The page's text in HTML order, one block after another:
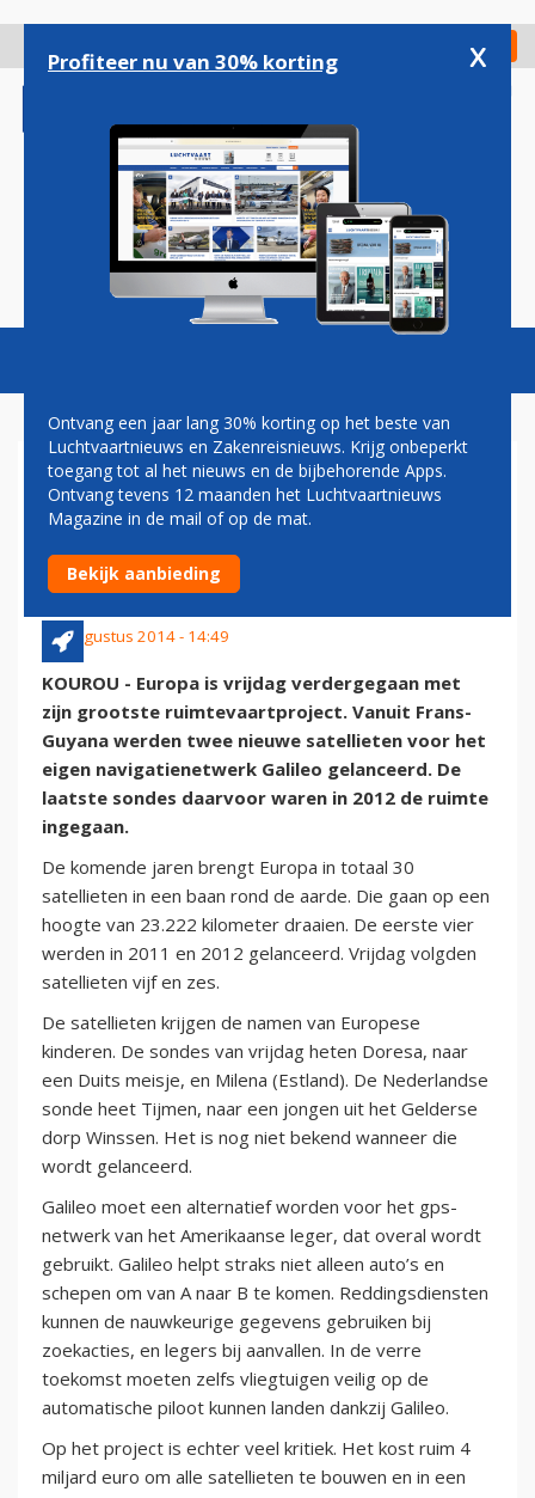
gaan
Check in
Magazine Podcasts Vacatures
EUROPESE
NAVIGATIESATELLIETEN DE
LUCHT IN
22 augustus 2014 - 14:49
KOUROU - Europa is vrijdag verdergegaan met
zijn grootste ruimtevaartproject. Vanuit Frans-
Guyana werden twee nieuwe satellieten voor het
eigen navigatienetwerk Galileo gelanceerd. De
laatste sondes daarvoor waren in 2012 de ruimte
ingegaan.
De komende jaren brengt Europa in totaal 30
satellieten in een baan rond de aarde. Die gaan op een
hoogte van 23.222 kilometer draaien. De eerste vier
werden in 2011 en 2012 gelanceerd. Vrijdag volgden
satellieten vijf en zes.
De satellieten krijgen de namen van Europese
kinderen. De sondes van vrijdag heten Doresa, naar
een Duits meisje, en Milena (Estland). De Nederlandse
sonde heet Tijmen, naar een jongen uit het Gelderse
dorp Winssen. Het is nog niet bekend wanneer die
wordt gelanceerd.
Galileo moet een alternatief worden voor het gps-
netwerk van het Amerikaanse leger, dat overal wordt
gebruikt. Galileo helpt straks niet alleen auto’s en
schepen om van A naar B te komen. Reddingsdiensten
kunnen de nauwkeurige gegevens gebruiken bij
zoekacties, en legers bij aanvallen. In de verre
toekomst moeten zelfs vliegtuigen veilig op de
automatische piloot kunnen landen dankzij Galileo.
Op het project is echter veel kritiek. Het kost ruim 4
miljard euro om alle satellieten te bouwen en in een
Profiteer nu van 30% korting x
Ontvang een jaar lang 30% korting op het beste van
Luchtvaartnieuws en Zakenreisnieuws. Krijg onbeperkt
toegang tot al het nieuws en de bijbehorende Apps.
Ontvang tevens 12 maanden het Luchtvaartnieuws
Magazine in de mail of op de mat.
Bekijk aanbieding